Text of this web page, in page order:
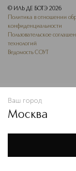
Политике
В КОРЗИНУ
© ИЛЬ ДЕ БОТЭ 2026
Политика в отношении
конфиденциальности
Пользовательское
технологий
Ведомость СОУТ
Ваш город
Москва